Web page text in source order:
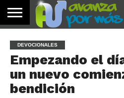
PALABRA
DE HOY
DEVOCIONALES
NOTICIAS
TESTIMONIOS
ORACIONES
SOBRE
NOSOTROS
IMÁGENES
DEVOCIONALES
Empezando el
un nuevo
bendición